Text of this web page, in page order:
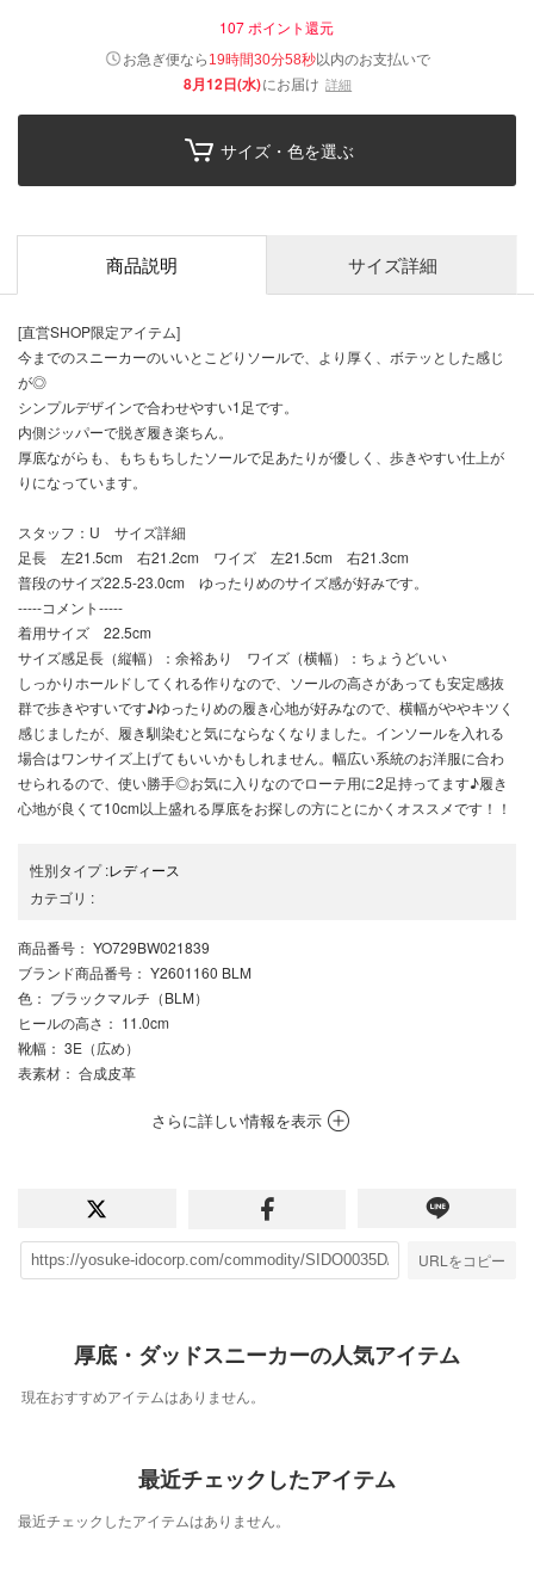
107ポイント還元
お急ぎ便なら 19時間30分57秒以内のお支払いで
8月12日(水)にお届け 詳細
サイズ・色を選ぶ
商品説明 サイズ詳細
[直営SHOP限定アイテム]
今までのスニーカーのいいとこどりソールで、より厚く、ボテッとした感じ
が◎
シンプルデザインで合わせやすい1足です。
内側ジッパーで脱ぎ履き楽ちん。
厚底ながらも、もちもちしたソールで足あたりが優しく、歩きやすい仕上が
りになっています。
スタッフ：U サイズ詳細
足長 左21.5cm 右21.2cm ワイズ 左21.5cm 右21.3cm
普段のサイズ22.5-23.0cm ゆったりめのサイズ感が好みです。
-----コメント-----
着用サイズ 22.5cm
サイズ感足長（縦幅）：余裕あり ワイズ（横幅）：ちょうどいい
しっかりホールドしてくれる作りなので、ソールの高さがあっても安定感抜
群で歩きやすいです♪ゆったりめの履き心地が好みなので、横幅がややキツく
感じましたが、履き馴染むと気にならなくなりました。インソールを入れる
場合はワンサイズ上げてもいいかもしれません。幅広い系統のお洋服に合わ
せられるので、使い勝手◎お気に入りなのでローテ用に2足持ってます♪履き
心地が良くて10cm以上盛れる厚底をお探しの方にとにかくオススメです！！
性別タイプ:レディース
カテゴリ :
商品番号 ： YO729BW021839
ブランド商品番号 ： Y2601160 BLM
色 ： ブラックマルチ（BLM）
ヒールの高さ ： 11.0cm
靴幅 ： 3E（広め）
表素材 ： 合成皮革
さらに詳しい情報を表示
URLをコピー
厚底・ダッドスニーカーの人気アイテム
現在おすすめアイテムはありません。
最近チェックしたアイテム
最近チェックしたアイテムはありません。